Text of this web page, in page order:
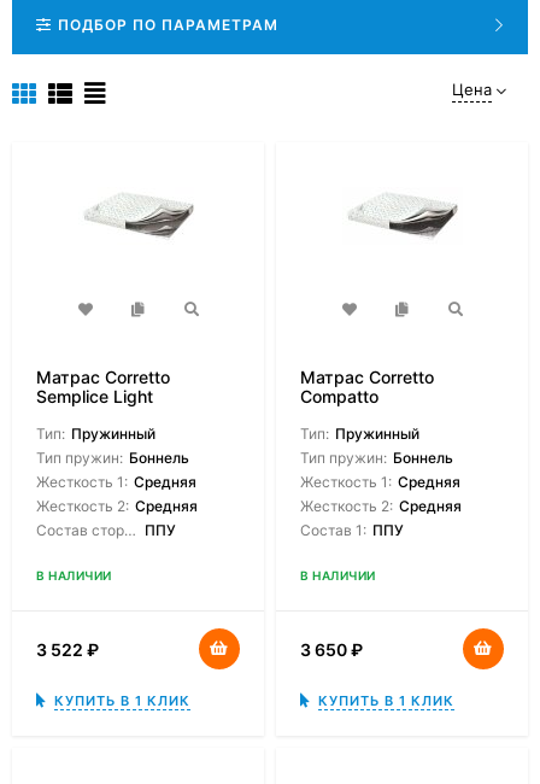
ПОДБОР ПО ПАРАМЕТРАМ
Цена
Матрас Corretto
Semplice Light
Тип: Пружинный
Тип пружин: Боннель
Жесткость 1: Средняя
Жесткость 2: Средняя
Состав сторон: ППУ
В НАЛИЧИИ
3 522 ₽
КУПИТЬ В 1 КЛИК
Матрас Corretto
Compatto
Тип: Пружинный
Тип пружин: Боннель
Жесткость 1: Средняя
Жесткость 2: Средняя
Состав 1: ППУ
В НАЛИЧИИ
3 650₽
КУПИТЬ В 1 КЛИК